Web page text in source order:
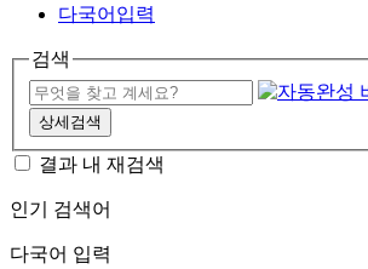
다국어입력
검색
상세검색
결과 내 재검색
인기 검색어
다국어 입력